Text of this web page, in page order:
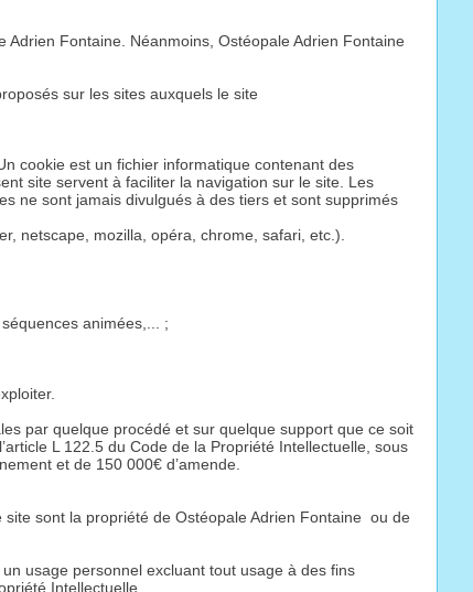
Adrien Fontaine. Néanmoins, Ostéopale Adrien Fontaine
sur les sites auxquels le site
cookie est un fichier informatique contenant des
site servent à faciliter la navigation sur le site. Les
ne sont jamais divulgués à des tiers et sont supprimés
netscape, mozilla, opéra, chrome, safari, etc.).
animées,... ;
par quelque procédé et sur quelque support que ce soit
L 122.5 du Code de la Propriété Intellectuelle, sous
et de 150 000€ d’amende.
sont la propriété de Ostéopale Adrien Fontaine ou de
usage personnel excluant tout usage à des fins
Intellectuelle.